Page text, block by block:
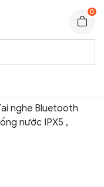
0
nghe Bluetooth
nước IPX5 ,